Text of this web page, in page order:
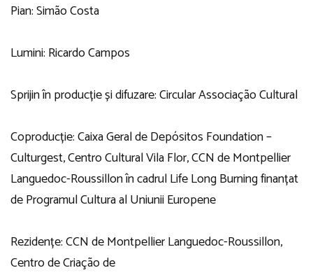
Pian: Simão Costa
Lumini: Ricardo Campos
Sprijin în producție și difuzare: Circular Associação Cultural
Coproducție: Caixa Geral de Depósitos Foundation –
Culturgest, Centro Cultural Vila Flor, CCN de Montpellier
Languedoc-Roussillon în cadrul Life Long Burning finanțat
de Programul Cultura al Uniunii Europene
Rezidențe: CCN de Montpellier Languedoc-Roussillon,
Centro de Criação de